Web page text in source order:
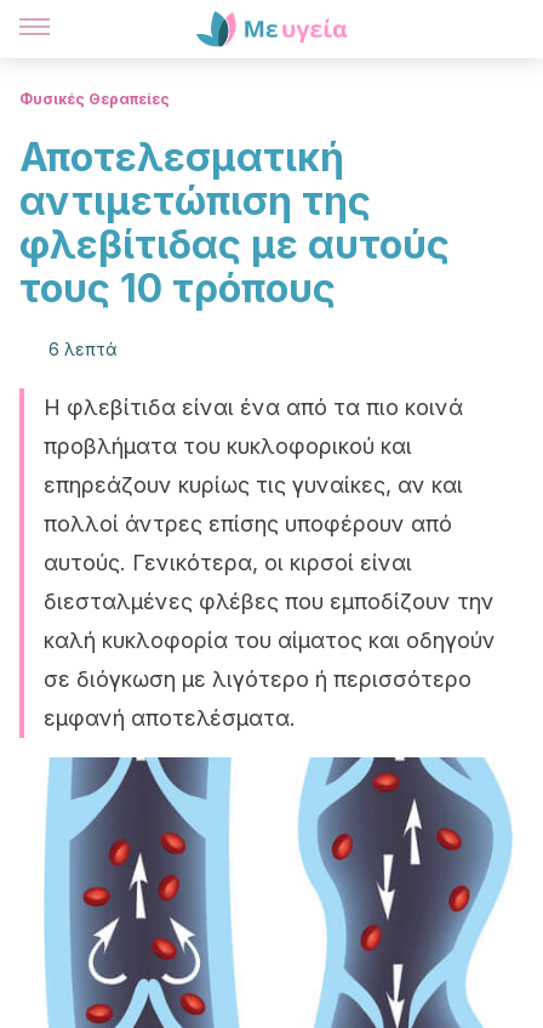
Φυσικές Θεραπείες
Αποτελεσματική
αντιμετώπιση της
φλεβίτιδας με αυτούς
τους 10 τρόπους
6 λεπτά
Η φλεβίτιδα είναι ένα από τα πιο κοινά
προβλήματα του κυκλοφορικού και
επηρεάζουν κυρίως τις γυναίκες, αν και
πολλοί άντρες επίσης υποφέρουν από
αυτούς. Γενικότερα, οι κιρσοί είναι
διεσταλμένες φλέβες που εμποδίζουν την
καλή κυκλοφορία του αίματος και οδηγούν
σε διόγκωση με λιγότερο ή περισσότερο
εμφανή αποτελέσματα.